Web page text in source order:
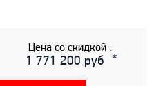
Цена со скидкой :
1 771 200 руб